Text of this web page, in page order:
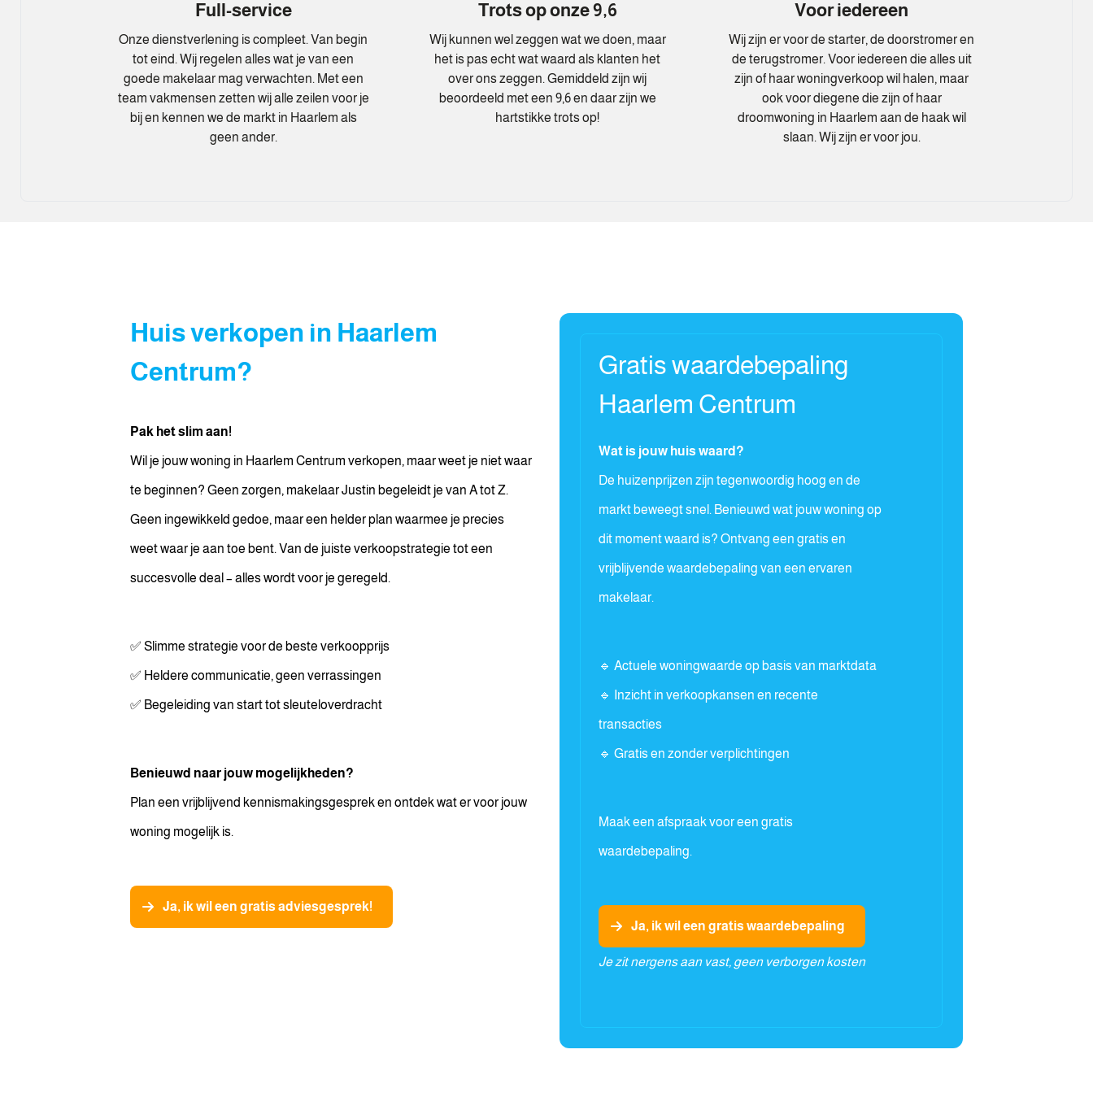
Full-service
Onze dienstverlening is compleet. Van begin
tot eind. Wij regelen alles wat je van een
goede makelaar mag verwachten. Met een
team vakmensen zetten wij alle zeilen voor je
bij en kennen we de markt in Haarlem als
geen ander.
Trots op onze 9,6
Wij kunnen wel zeggen wat we doen, maar
het is pas echt wat waard als klanten het
over ons zeggen. Gemiddeld zijn wij
beoordeeld met een 9,6 en daar zijn we
hartstikke trots op!
Voor iedereen
Wij zijn er voor de starter, de doorstromer en
de terugstromer. Voor iedereen die alles uit
zijn of haar woningverkoop wil halen, maar
ook voor diegene die zijn of haar
droomwoning in Haarlem aan de haak wil
slaan. Wij zijn er voor jou.
Huis verkopen in Haarlem
Centrum?
Pak het slim aan!
Wil je jouw woning in Haarlem Centrum verkopen, maar weet je niet waar
te beginnen? Geen zorgen, makelaar Justin begeleidt je van A tot Z.
Geen ingewikkeld gedoe, maar een helder plan waarmee je precies
weet waar je aan toe bent. Van de juiste verkoopstrategie tot een
succesvolle deal – alles wordt voor je geregeld.
✅ Slimme strategie voor de beste verkoopprijs
✅ Heldere communicatie, geen verrassingen
✅ Begeleiding van start tot sleuteloverdracht
Benieuwd naar jouw mogelijkheden?
Plan een vrijblijvend kennismakingsgesprek en ontdek wat er voor jouw
woning mogelijk is.
Ja, ik wil een gratis adviesgesprek!
Gratis waardebepaling
Haarlem Centrum
Wat is jouw huis waard?
De huizenprijzen zijn tegenwoordig hoog en de
markt beweegt snel. Benieuwd wat jouw woning op
dit moment waard is? Ontvang een gratis en
vrijblijvende waardebepaling van een ervaren
makelaar.
🔹 Actuele woningwaarde op basis van marktdata
🔹 Inzicht in verkoopkansen en recente
transacties
🔹 Gratis en zonder verplichtingen
Maak een afspraak voor een gratis
waardebepaling.
Ja, ik wil een gratis waardebepaling
Je zit nergens aan vast, geen verborgen kosten